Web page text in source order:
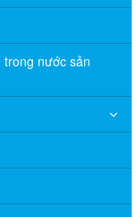
trong nước sản